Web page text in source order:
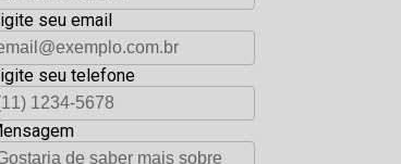
seu email
seu telefone